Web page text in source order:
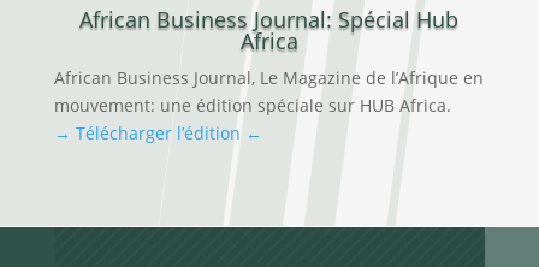
African Business Journal: Spécial Hub
Africa
African Business Journal, Le Magazine de l’Afrique en
mouvement: une édition spéciale sur HUB Africa.
→ Télécharger l’édition ←